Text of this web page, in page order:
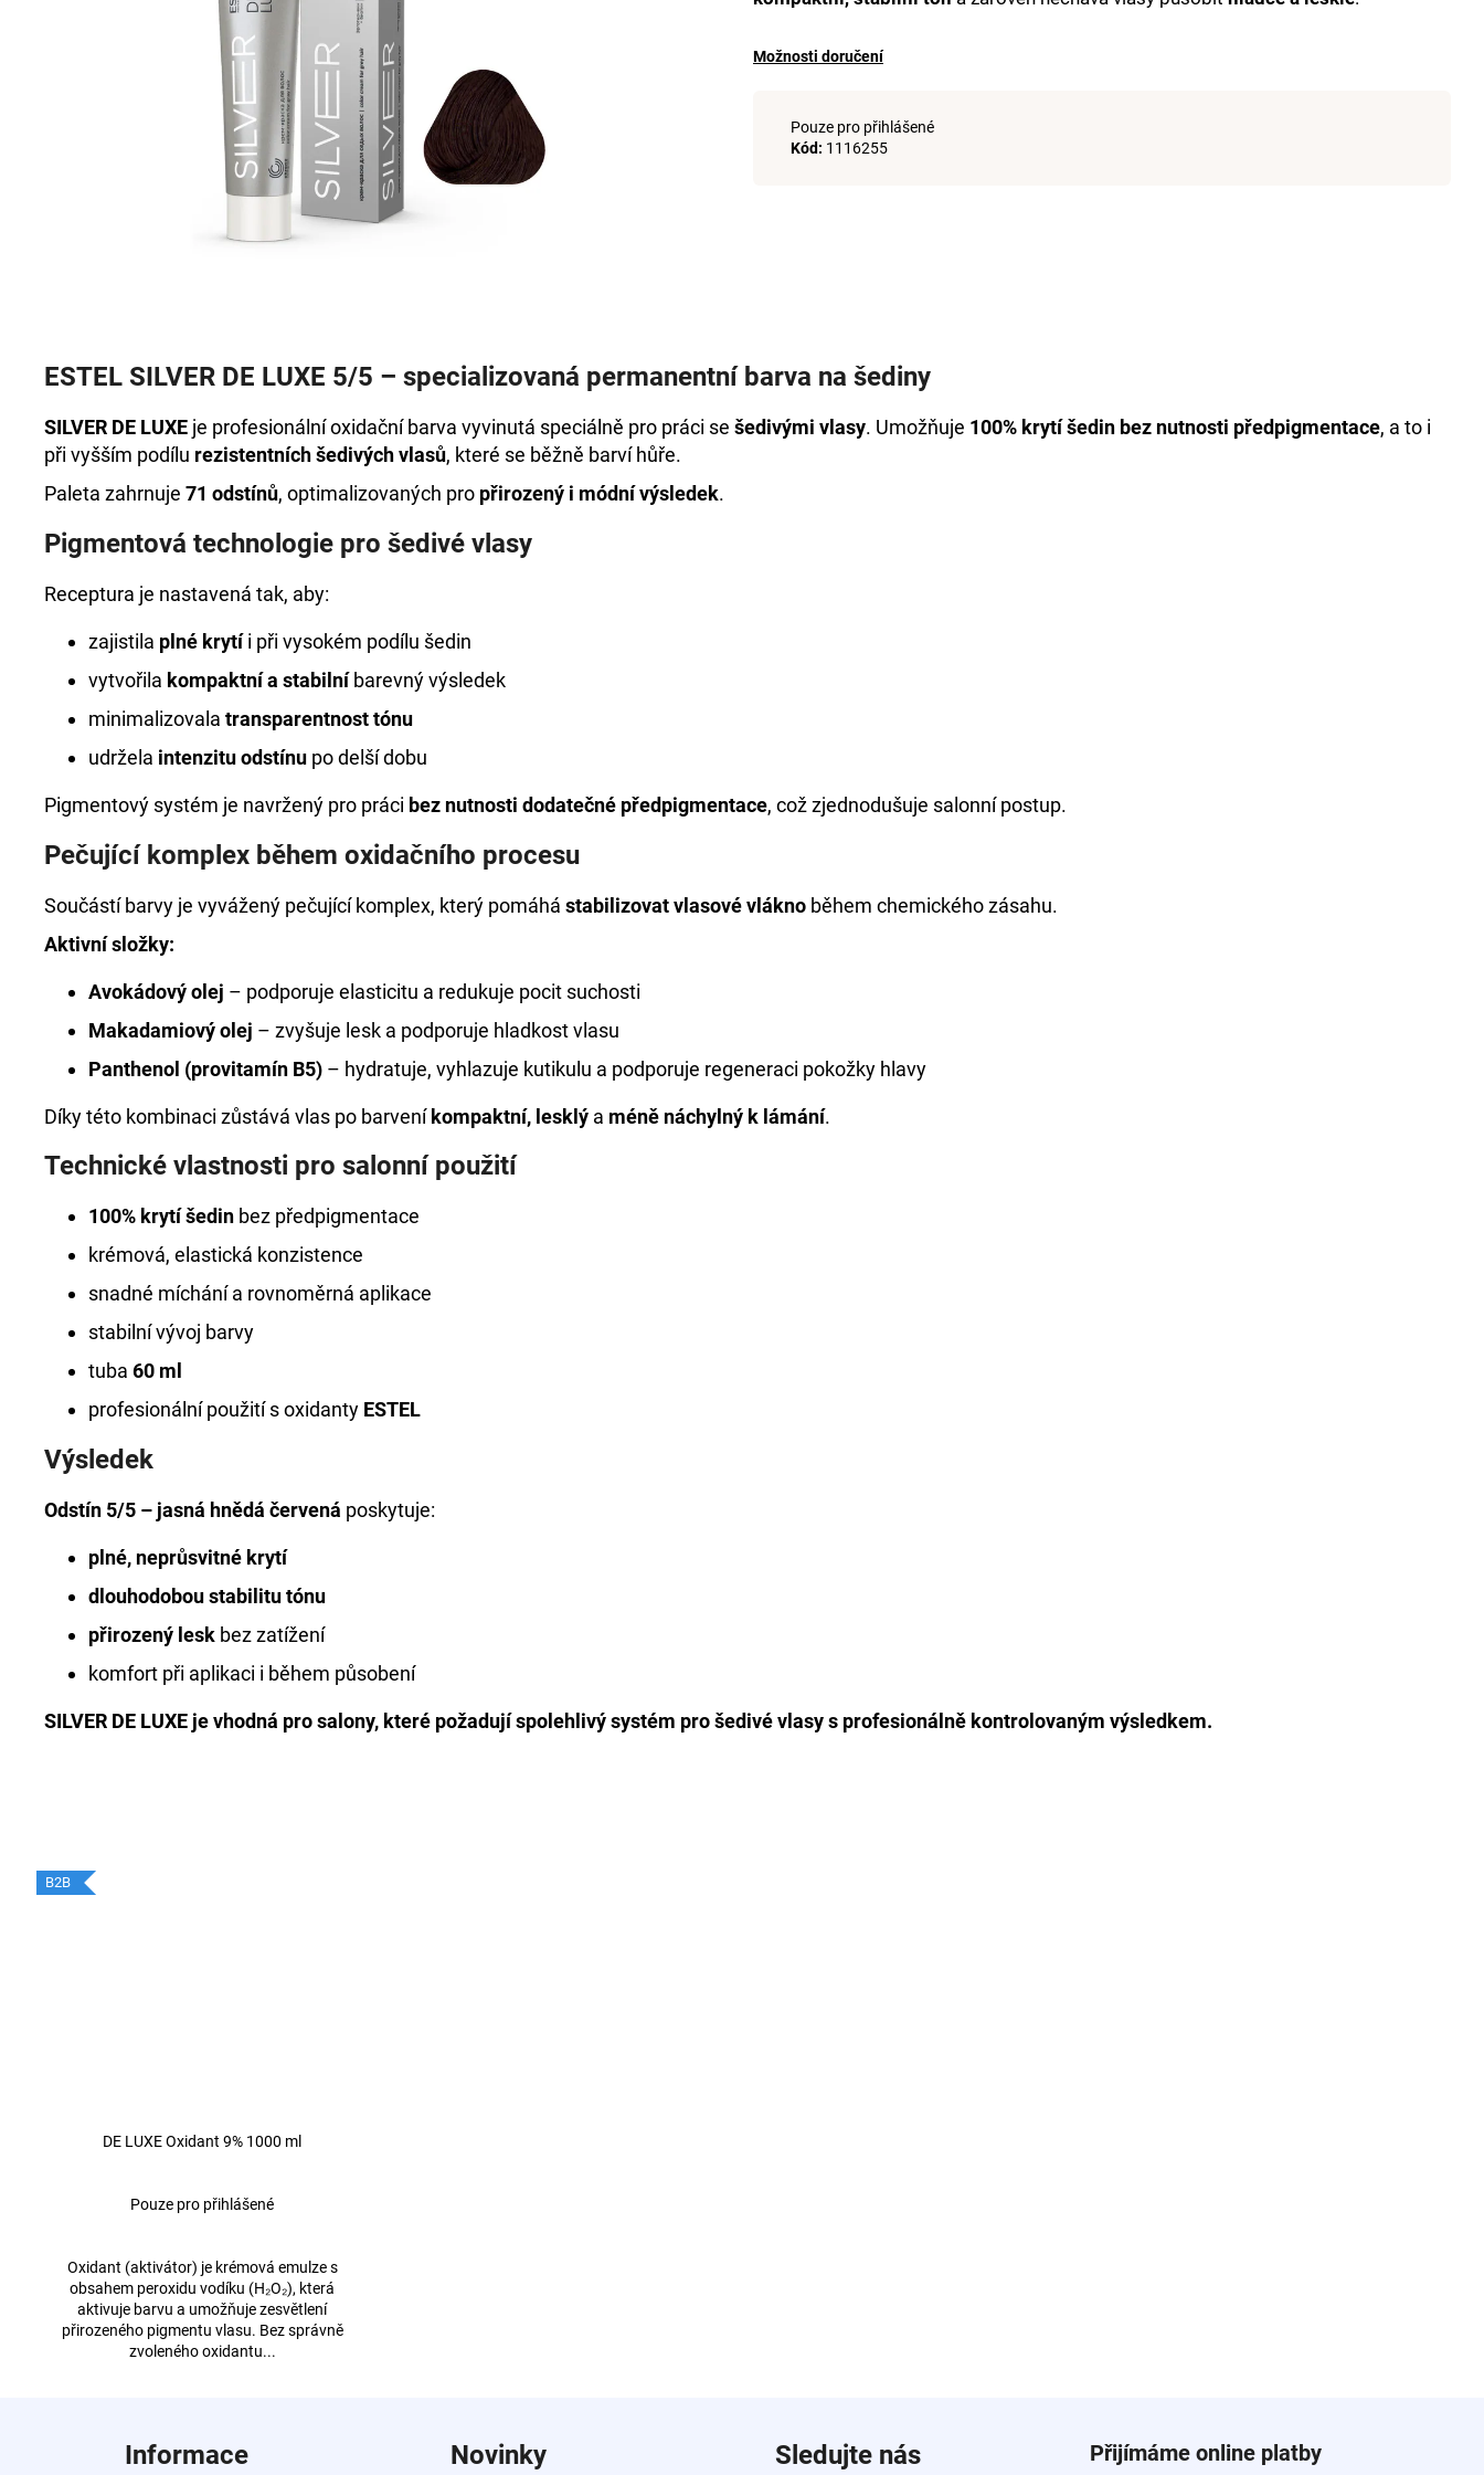
Možnosti doručení
Pouze pro přihlášené
Kód: 1116255
ESTEL SILVER DE LUXE 5/5 – specializovaná permanentní barva na šediny
SILVER DE LUXE je profesionální oxidační barva vyvinutá speciálně pro práci se šedivými vlasy. Umožňuje 100% krytí šedin bez nutnosti předpigmentace, a to i
při vyšším podílu rezistentních šedivých vlasů, které se běžně barví hůře.
Paleta zahrnuje 71 odstínů, optimalizovaných pro přirozený i módní výsledek.
Pigmentová technologie pro šedivé vlasy
Receptura je nastavená tak, aby:
zajistila plné krytíi při vysokém podílu šedin
vytvořila kompaktní a stabilníbarevný výsledek
minimalizovala transparentnost tónu
udržela intenzitu odstínu po delší dobu
Pigmentový systém je navržený pro práci bez nutnosti dodatečné předpigmentace, což zjednodušuje salonní postup.
Pečující komplex během oxidačního procesu
Součástí barvy je vyvážený pečující komplex, který pomáhá stabilizovat vlasové vlákno během chemického zásahu.
Aktivní složky:
Avokádový olej – podporuje elasticitu a redukuje pocit suchosti
Makadamiový olej – zvyšuje lesk a podporuje hladkost vlasu
Panthenol (provitamín B5) – hydratuje, vyhlazuje kutikulu a podporuje regeneraci pokožky hlavy
Díky této kombinaci zůstává vlas po barveníkompaktní, lesklý a méně náchylný k lámání.
Technické vlastnosti pro salonní použití
100% krytí šedin bez předpigmentace
krémová, elastická konzistence
snadné míchání a rovnoměrná aplikace
stabilní vývoj barvy
tuba 60 ml
profesionální použití s oxidanty ESTEL
Výsledek
Odstín 5/5 – jasná hnědá červená poskytuje:
plné, neprůsvitné krytí
dlouhodobou stabilitu tónu
přirozený lesk bez zatížení
komfort při aplikaci i během působení
SILVER DE LUXE je vhodná pro salony, které požadují spolehlivý systém pro šedivé vlasy s profesionálně kontrolovaným výsledkem.
B2B
DE LUXE Oxidant 9% 1000 ml
Pouze pro přihlášené
Oxidant (aktivátor) je krémová emulze s
obsahem peroxidu vodíku (H₂O₂), která
aktivuje barvu a umožňuje zesvětlení
přirozeného pigmentu vlasu. Bez správně
zvoleného oxidantu...
+DE LUXE BARVA 3/0 TMAVOHNĚDÁ
+DE LUXE BARVA 1/0 ČERNÁ 60ML
DE LUXE OXIDANT 6% 1000 ML
Informace Novinky Sledujte nás Přijímáme online platby